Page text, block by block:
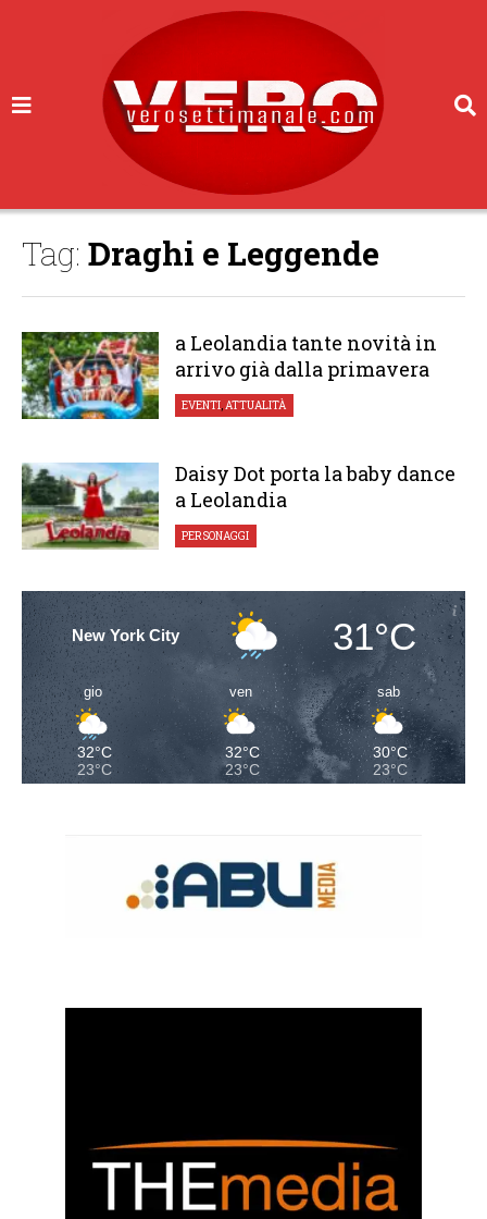
Tag: Draghi e Leggende
a Leolandia tante novità in
arrivo già dalla primavera
EVENTI,ATTUALITÀ
Daisy Dot porta la baby dance
a Leolandia
PERSONAGGI
New York City 31°C
gio
32°C
23°C
ven
32°C
23°C
sab
30°C
23°C